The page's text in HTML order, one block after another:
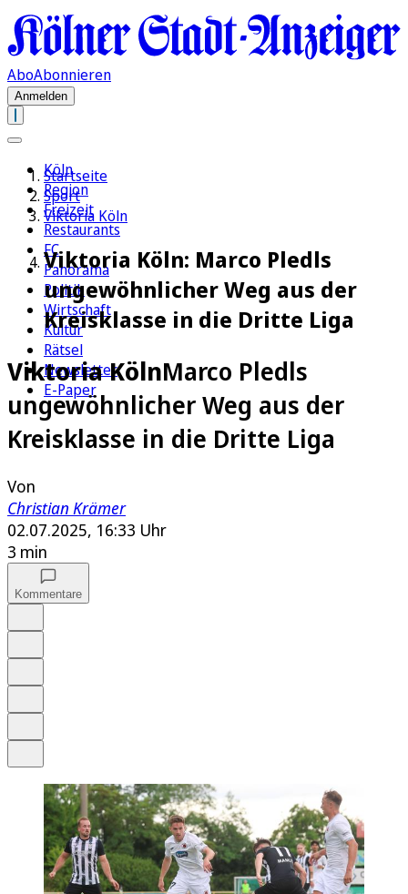
AboAbonnieren
Anmelden
Köln
Region
Freizeit
Restaurants
FC
Panorama
Politik
Wirtschaft
Kultur
Rätsel
Newsletter
E-Paper
Startseite
Sport
Viktoria Köln
Viktoria Köln: Marco Pledls
ungewöhnlicher Weg aus der
Kreisklasse in die Dritte Liga
Viktoria KölnMarco Pledls
ungewöhnlicher Weg aus der
Kreisklasse in die Dritte Liga
Von
Christian Krämer
02.07.2025, 16:33 Uhr
3 min
Kommentare